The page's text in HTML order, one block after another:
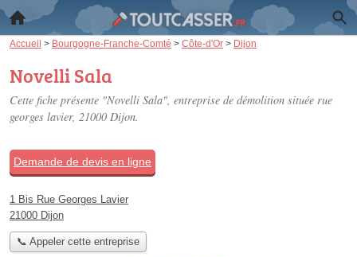
Accueil > Bourgogne-Franche-Comté > Côte-d'Or > Dijon
Novelli Sala
Cette fiche présente "Novelli Sala", entreprise de démolition située rue
georges lavier, 21000 Dijon.
Demande de devis en ligne
1 Bis Rue Georges Lavier
21000 Dijon
📞 Appeler cette entreprise